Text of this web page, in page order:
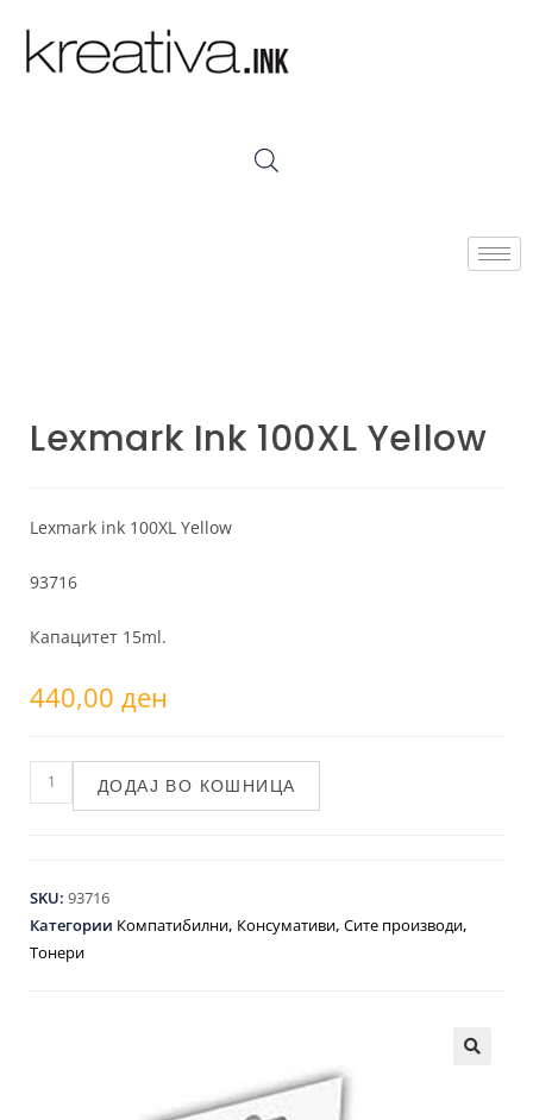
Lexmark Ink 100XL Yellow
Lexmark ink 100XL Yellow
93716
Капацитет 15ml.
440,00 ден
ДОДАЈ ВО КОШНИЦА
SKU: 93716
Категории Компатибилни, Консумативи, Сите производи,
Тонери